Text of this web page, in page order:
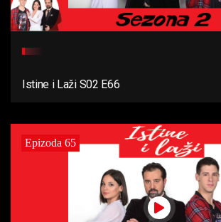
Istine i Laži S02 E66
Epizoda 65